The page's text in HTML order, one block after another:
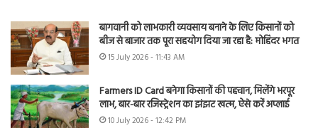
बागवानी को लाभकारी व्यवसाय बनाने के लिए किसानों को
बीज से बाजार तक पूरा सहयोग दिया जा रहा है: मोहिंदर भगत
15 July 2026 - 11:43 AM
Farmers ID Card बनेगा किसानों की पहचान, मिलेंगे भरपूर
लाभ, बार-बार रजिस्ट्रेशन का झंझट खत्म, ऐसे करें अप्लाई
10 July 2026 - 12:42 PM